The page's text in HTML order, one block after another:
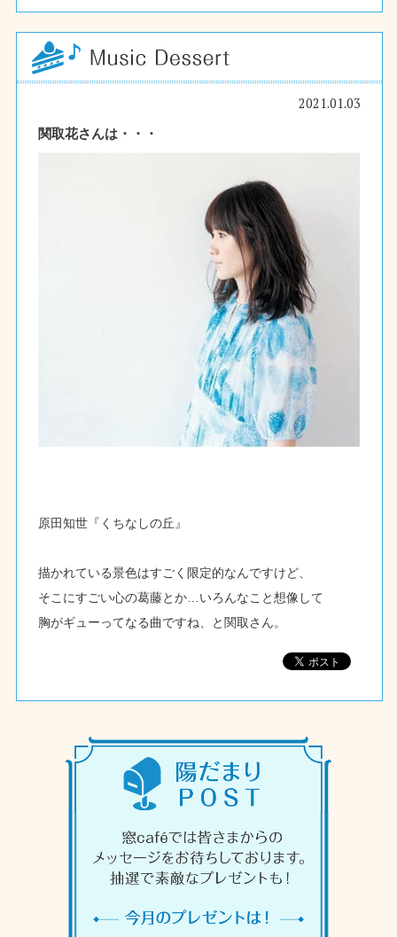
2021.01.03
関取花さんは・・・
原田知世『くちなしの丘』
描かれている景色はすごく限定的なんですけど、
そこにすごい心の葛藤とか…いろんなこと想像して
胸がギューってなる曲ですね、と関取さん。